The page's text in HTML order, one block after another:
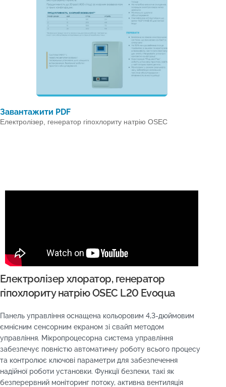
Завантажити PDF
Електролізер, генератор гіпохлориту натрію OSEC
Електролізер хлоратор, генератор
гіпохлориту натрію OSEC L20 Evoqua
Панель управління оснащена кольоровим 4,3-дюймовим
ємнісним сенсорним екраном зі свайп методом
управління. Мікропроцесорна система управління
забезпечує повністю автоматичну роботу всього процесу
та контролює ключові параметри для забезпечення
надійної роботи установки. Функції безпеки, такі як
безперервний моніторинг потоку, активна вентиляція